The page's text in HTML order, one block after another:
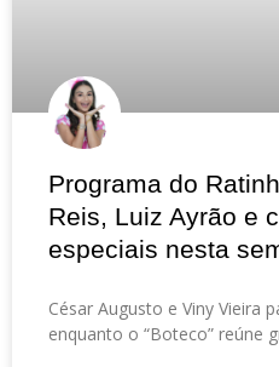
Programa do
Reis, Luiz Ayrão e
especiais nesta
César Augusto e Viny Vieira
enquanto o “Boteco” reúne